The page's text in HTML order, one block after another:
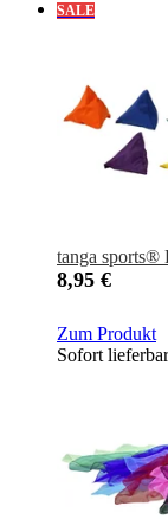
SALE
tanga sports®
8,95 €
Zum Produkt
Sofort lieferbar